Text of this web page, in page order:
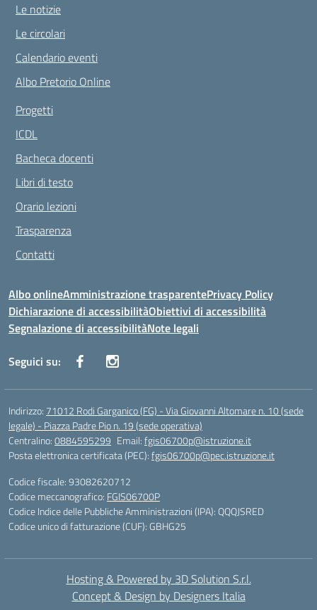
Le notizie
Le circolari
Calendario eventi
Albo Pretorio Online
Progetti
ICDL
Bacheca docenti
Libri di testo
Orario lezioni
Trasparenza
Contatti
Albo onlineAmministrazione trasparentePrivacy Policy
Dichiarazione di accessibilitàObiettivi di accessibilità
Segnalazione di accessibilitàNote legali
Seguici su:
Indirizzo: 71012 Rodi Garganico (FG) - Via Giovanni Altomare n. 10 (sede
legale) - Piazza Padre Pio n. 19 (sede operativa)
Centralino:0884595299 Email:fgis06700p@istruzione.it
Posta elettronica certificata (PEC):fgis06700p@pec.istruzione.it
Codice fiscale: 93082620712
Codice meccanografico: FGIS06700P
Codice Indice delle Pubbliche Amministrazioni (IPA): QQQJSRED
Codice unico di fatturazione (CUF): GBHG25
Hosting & Powered by 3D Solution S.r.l.
Concept & Design by Designers Italia